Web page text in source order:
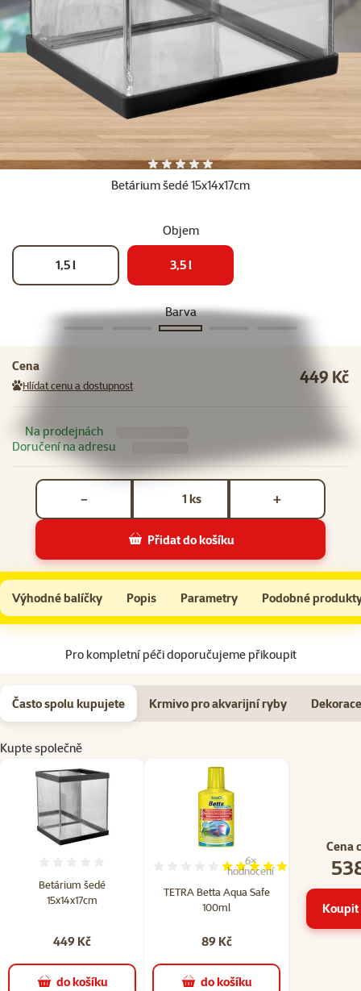
Betárium šedé 15x14x17cm
Hodnocení 0%
Objem
1,5 l 3,5 l
Barva
Cena
Hlídat cenu a dostupnost 449 Kč
Na prodejnách
Doručení na adresu
ks
− +
Přidat do košíku
Betárium šedé 15x14x17cm
Do košíku
Výhodné balíčky Popis Parametry Podobné
Na začátek stránky
Pro kompletní péči doporučujeme přikoupit
Často spolu kupujete Krmivo pro akvarijní ryby
Kupte společně
Betárium šedé
15x14x17cm
449 Kč
do košíku
TETRA Betta Aqua Safe
100ml
Hodnocení 97%, počet
6×
hodnocení
89 Kč
do košíku
Cena